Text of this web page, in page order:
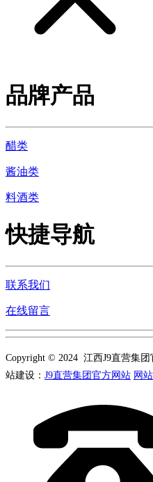
品牌产品
醋类
酱油类
料酒类
快捷导航
联系我们
在线留言
Copyright © 2024 江西J9直营集
站建设： J9直营集团官方网站 网